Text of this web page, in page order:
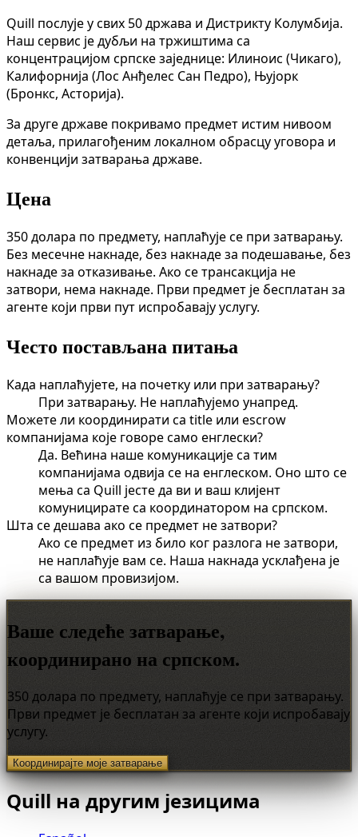
Quill послује у свих 50 држава и Дистрикту Колумбија.
Наш сервис је дубљи на тржиштима са
концентрацијом српске заједнице: Илиноис (Чикаго),
Калифорнија (Лос Анђелес Сан Педро), Њујорк
(Бронкс, Асторија).
За друге државе покривамо предмет истим нивоом
детаља, прилагођеним локалном обрасцу уговора и
конвенцији затварања државе.
Цена
350 долара по предмету, наплаћује се при затварању.
Без месечне накнаде, без накнаде за подешавање, без
накнаде за отказивање. Ако се трансакција не
затвори, нема накнаде. Први предмет је бесплатан за
агенте који први пут испробавају услугу.
Често постављана питања
Када наплаћујете, на почетку или при затварању?
При затварању. Не наплаћујемо унапред.
Можете ли координирати са title или escrow
компанијама које говоре само енглески?
Да. Већина наше комуникације са тим
компанијама одвија се на енглеском. Оно што се
мења са Quill јесте да ви и ваш клијент
комуницирате са координатором на српском.
Шта се дешава ако се предмет не затвори?
Ако се предмет из било ког разлога не затвори,
не наплаћује вам се. Наша накнада усклађена је
са вашом провизијом.
Ваше следеће затварање,
координирано на српском.
350 долара по предмету, наплаћује се при затварању.
Први предмет је бесплатан за агенте који испробавају
услугу.
Координирајте моје затварање
Quill на другим језицима